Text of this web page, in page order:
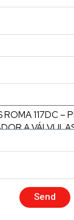
Send